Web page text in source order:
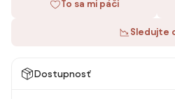
To sa mi páči
Sledujte
Dostupnosť